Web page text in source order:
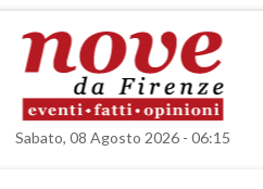
Sabato, 08 Agosto 2026 - 06:15